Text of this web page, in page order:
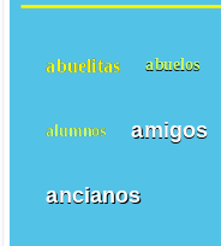
abuelitas abuelos
alumnos amigos
ancianos